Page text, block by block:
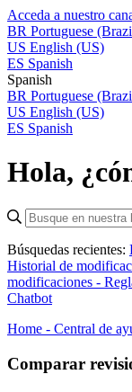
Acceda a nuestro
BR Portuguese
US English (US)
ES Spanish
Spanish
BR Portuguese
US English (US)
ES Spanish
Hola,
Búsquedas recientes:
Historial de
modificaciones -
Chatbot
Home - Central de
Comparar